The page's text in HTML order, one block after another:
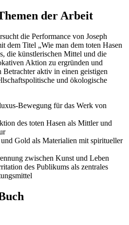
der Arbeit
die Performance von Joseph
dem Titel „Wie man dem toten Hasen
die künstlerischen Mittel und die
Aktion zu ergründen und
aktiv in einen geistigen
und ökologische
Bewegung für das Werk von
des toten Hasen als Mittler und
Gold als Materialien mit spiritueller
zwischen Kunst und Leben
des Publikums als zentrales